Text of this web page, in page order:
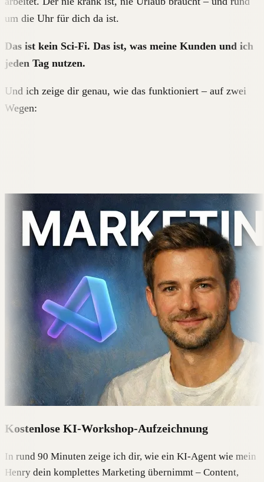
um die Uhr für dich da ist.
Das ist kein Sci-Fi. Das ist, was meine Kunden und ich
jeden Tag nutzen.
Und ich zeige dir genau, wie das funktioniert – auf zwei
Wegen:
Kostenlose KI-Workshop-Aufzeichnung
In rund 90 Minuten zeige ich dir, wie ein KI-Agent wie mein
Henry dein komplettes Marketing übernimmt – Content,